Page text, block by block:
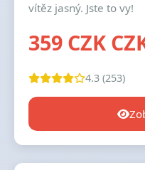
vítěz jasný. Jste to vy!
359 CZK
4.3 (253)